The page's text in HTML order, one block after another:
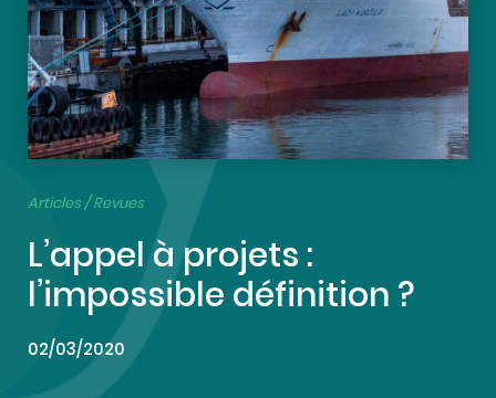
Articles / Revues
L’appel à projets :
l’impossible définition ?
02/03/2020